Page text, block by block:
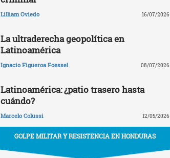
Lilliam Oviedo 16/07/2026
La ultraderecha geopolítica en
Latinoamérica
Ignacio Figueroa Foessel 08/07/2026
Latinoamérica: ¿patio trasero hasta
cuándo?
Marcelo Colussi 12/05/2026
GOLPE MILITAR Y RESISTENCIA EN HONDURAS